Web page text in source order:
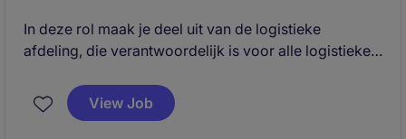
In deze rol maak je deel uit van de logistieke
afdeling, die verantwoordelijk is voor alle logistieke
goederenstroom, van de ontvangst van grondstoffen
tot de verzending van afgewerkte producten. Naast
View Job